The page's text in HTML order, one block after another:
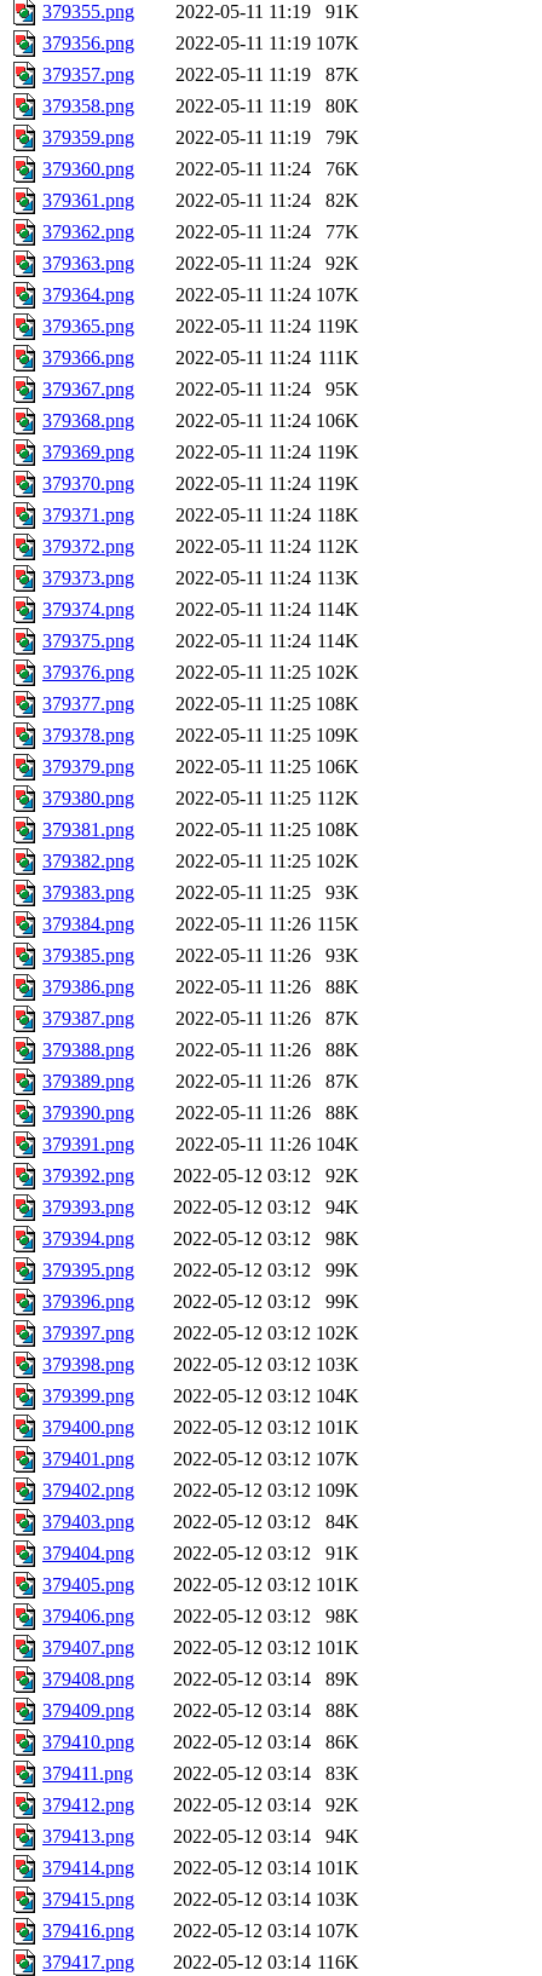
379355.png 2022-05-11 11:19
91K
379356.png
2022-05-11 11:19 107K
379357.png
2022-05-11 11:19
87K
379358.png
2022-05-11 11:19
80K
379359.png
2022-05-11 11:19
79K
379360.png
2022-05-11 11:24
76K
379361.png
2022-05-11 11:24
82K
379362.png
2022-05-11 11:24
77K
379363.png
2022-05-11 11:24
92K
379364.png
2022-05-11 11:24 107K
379365.png
2022-05-11 11:24 119K
379366.png
2022-05-11 11:24 111K
379367.png
2022-05-11 11:24
95K
379368.png
2022-05-11 11:24 106K
379369.png
2022-05-11 11:24 119K
379370.png
2022-05-11 11:24 119K
379371.png
2022-05-11 11:24 118K
379372.png
2022-05-11 11:24 112K
379373.png
2022-05-11 11:24 113K
379374.png
2022-05-11 11:24 114K
379375.png
2022-05-11 11:24 114K
379376.png
2022-05-11 11:25 102K
379377.png
2022-05-11 11:25 108K
379378.png
2022-05-11 11:25 109K
379379.png
2022-05-11 11:25 106K
379380.png
2022-05-11 11:25 112K
379381.png
2022-05-11 11:25 108K
379382.png
2022-05-11 11:25 102K
379383.png
2022-05-11 11:25
93K
379384.png
2022-05-11 11:26 115K
379385.png
2022-05-11 11:26
93K
379386.png
2022-05-11 11:26
88K
379387.png
2022-05-11 11:26
87K
379388.png
2022-05-11 11:26
88K
379389.png
2022-05-11 11:26
87K
379390.png
2022-05-11 11:26
88K
379391.png
2022-05-11 11:26 104K
379392.png
2022-05-12 03:12
92K
379393.png
2022-05-12 03:12
94K
379394.png
2022-05-12 03:12
98K
379395.png
2022-05-12 03:12
99K
379396.png
2022-05-12 03:12
99K
379397.png
2022-05-12 03:12 102K
379398.png
2022-05-12 03:12 103K
379399.png
2022-05-12 03:12 104K
379400.png
2022-05-12 03:12 101K
379401.png
2022-05-12 03:12 107K
379402.png
2022-05-12 03:12 109K
379403.png
2022-05-12 03:12
84K
379404.png
2022-05-12 03:12
91K
379405.png
2022-05-12 03:12 101K
379406.png
2022-05-12 03:12
98K
379407.png
2022-05-12 03:12 101K
379408.png
2022-05-12 03:14
89K
379409.png
2022-05-12 03:14
88K
379410.png
2022-05-12 03:14
86K
379411.png
2022-05-12 03:14
83K
379412.png
2022-05-12 03:14
92K
379413.png
2022-05-12 03:14
94K
379414.png
2022-05-12 03:14 101K
379415.png
2022-05-12 03:14 103K
379416.png
2022-05-12 03:14 107K
379417.png
2022-05-12 03:14 116K